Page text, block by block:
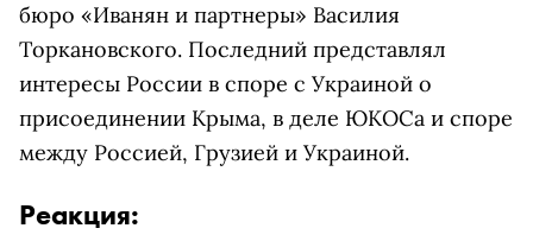
бюро «Иванян и партнеры» Василия
Торкановского. Последний представлял
интересы России в споре с Украиной о
присоединении Крыма, в деле ЮКОСа и споре
между Россией, Грузией и Украиной.
Реакция: